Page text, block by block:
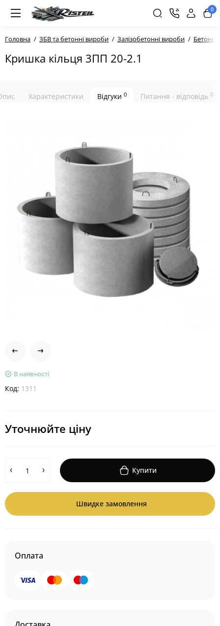
0
Головна ЗБВ та бетонні вироби Залізобетонні вироби Бетонні
Кришка кільця 3ПП 20-2.1
Характеристики Відгуки 0 Питання - відповідь 0
В наявності
Код: 1311
Уточнюйте ціну
Купити
Швидке замовлення
Оплата